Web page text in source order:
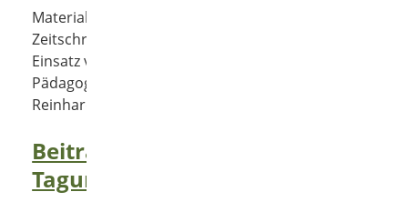
Materialien zum
Zeitschriftenbeitrag über den
Einsatz von E-Portfolios in der
PädagogInnenbildung_NEU (mit
Reinhard Bauer)
Beitrag zur GMW-
Tagung 2012